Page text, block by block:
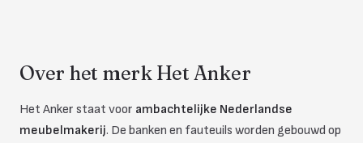
Over het merk Het Anker
Het Anker staat voor ambachtelijke Nederlandse
meubelmakerij. De banken en fauteuils worden gebouwd op